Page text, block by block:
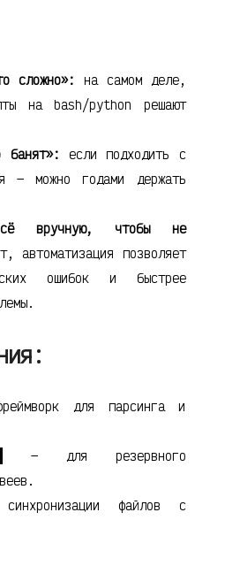
сложно»: на самом деле,
на bash/python решают
банят»: если подходить с
— можно годами держать
вручную, чтобы не
автоматизация позволяет
ошибок и быстрее
для парсинга и
— для резервного
файлов с